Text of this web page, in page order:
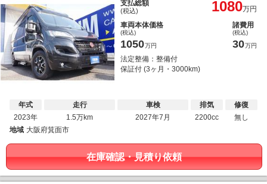
支払総額
(税込) 1080万円
車両本体価格
(税込)
1050万円
諸費用
(税込)
30万円
法定整備：整備付
保証付 (3ヶ月・3000km)
年式
2023年
走行
1.5万km
車検
2027年7月
排気
2200cc
修復
無し
地域 大阪府箕面市
在庫確認・見積り依頼